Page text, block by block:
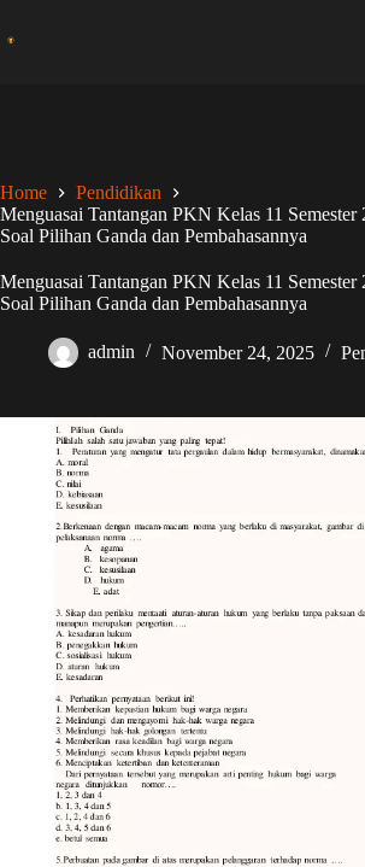
Home
Pendidikan
Menguasai Tantangan PKN Kelas 11 Semester
Soal Pilihan Ganda dan Pembahasannya
Menguasai Tantangan PKN Kelas 11 Semester
Soal Pilihan Ganda dan Pembahasannya
admin November 24, 2025